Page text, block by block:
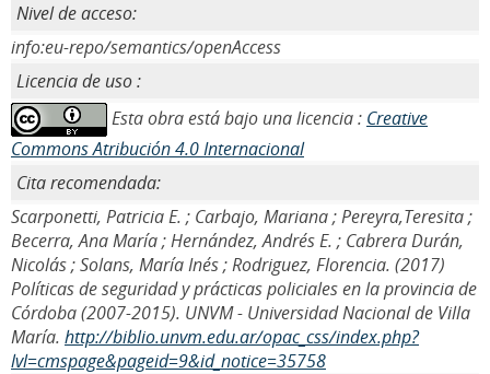
Nivel de acceso:
info:eu-repo/semantics/openAccess
Licencia de uso :
Esta obra está bajo una licencia : Creative
Commons Atribución 4.0 Internacional
Cita recomendada:
Scarponetti, Patricia E. ; Carbajo, Mariana ; Pereyra,Teresita ;
Becerra, Ana María ; Hernández, Andrés E. ; Cabrera Durán,
Nicolás ; Solans, María Inés ; Rodriguez, Florencia. (2017)
Políticas de seguridad y prácticas policiales en la provincia de
Córdoba (2007-2015). UNVM - Universidad Nacional de Villa
María. http://biblio.unvm.edu.ar/opac_css/index.php?
lvl=cmspage&pageid=9&id_notice=35758